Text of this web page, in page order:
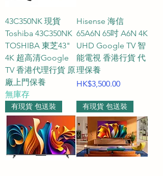
43C350NK 現貨
Toshiba 43C350NK
TOSHIBA 東芝43"
4K 超高清Google
TV 香港代理行貨 原
廠上門保養
無庫存
Hisense 海信
65A6N 65吋 A6N 4K
UHD Google TV 智
能電視 香港行貨 代
理保養
價格
HK$3,500.00
有現貨 包送裝 有現貨 包送裝